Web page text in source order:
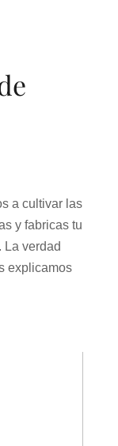
a cultivar las
y fabricas tu
La verdad
explicamos